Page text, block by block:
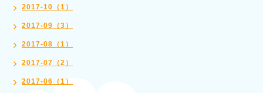
2017-10（1）
2017-09（3）
2017-08（1）
2017-07（2）
2017-06（1）